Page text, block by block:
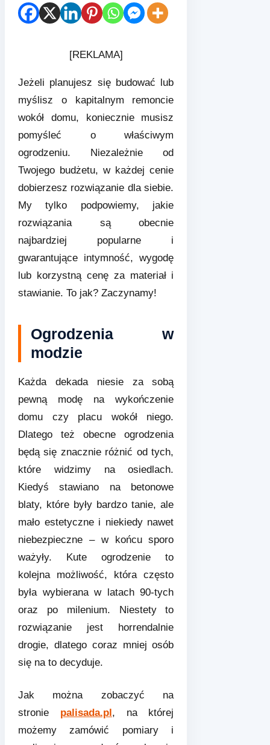
[REKLAMA]
Jeżeli planujesz się budować lub
myślisz o kapitalnym remoncie
wokół domu, koniecznie musisz
pomyśleć o właściwym
ogrodzeniu. Niezależnie od
Twojego budżetu, w każdej cenie
dobierzesz rozwiązanie dla siebie.
My tylko podpowiemy, jakie
rozwiązania są obecnie
najbardziej popularne i
gwarantujące intymność, wygodę
lub korzystną cenę za materiał i
stawianie. To jak? Zaczynamy!
Ogrodzenia w
modzie
Każda dekada niesie za sobą
pewną modę na wykończenie
domu czy placu wokół niego.
Dlatego też obecne ogrodzenia
będą się znacznie różnić od tych,
które widzimy na osiedlach.
Kiedyś stawiano na betonowe
blaty, które były bardzo tanie, ale
mało estetyczne i niekiedy nawet
niebezpieczne – w końcu sporo
ważyły. Kute ogrodzenie to
kolejna możliwość, która często
była wybierana w latach 90-tych
oraz po milenium. Niestety to
rozwiązanie jest horrendalnie
drogie, dlatego coraz mniej osób
się na to decyduje.
Jak można zobaczyć na
stronie palisada.pl, na której
możemy zamówić pomiary i